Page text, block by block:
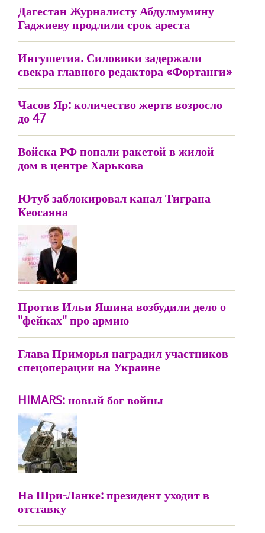
Дагестан Журналисту Абдулмумину
Гаджиеву продлили срок ареста
Ингушетия. Силовики задержали
свекра главного редактора «Фортанги»
Часов Яр: количество жертв возросло
до 47
Войска РФ попали ракетой в жилой
дом в центре Харькова
Ютуб заблокировал канал Тиграна
Кеосаяна
Против Ильи Яшина возбудили дело о
"фейках" про армию
Глава Приморья наградил участников
спецоперации на Украине
HIMARS: новый бог войны
На Шри-Ланке: президент уходит в
отставку